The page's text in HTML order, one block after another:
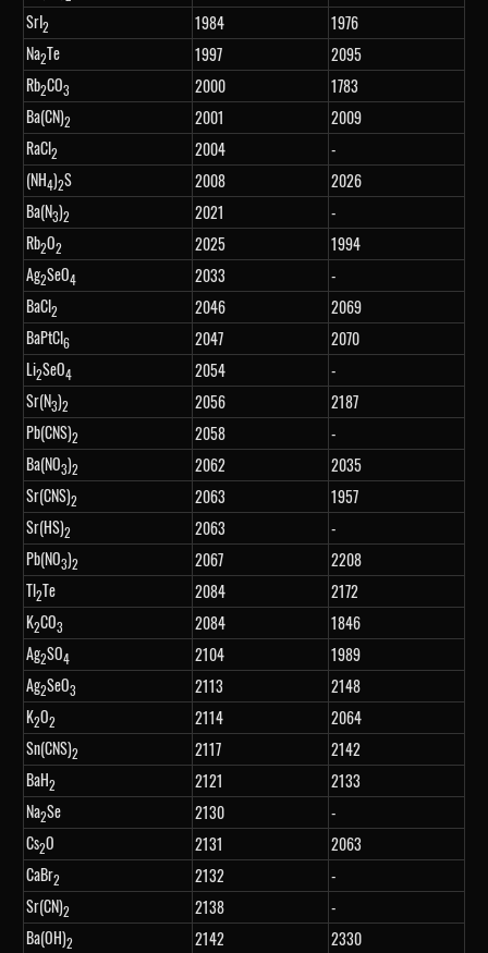
SrI2 1984
1976
Na2Te 1997
2095
Rb2CO3 2000
1783
Ba(CN)2 2001
2009
RaCl2 2004
-
(NH4)2S 2008
2026
Ba(N3)2 2021
-
Rb2O2 2025
1994
Ag2SeO4 2033
-
BaCl2 2046
2069
BaPtCl6 2047
2070
Li2SeO4 2054
-
Sr(N3)2 2056
2187
Pb(CNS)2 2058
-
Ba(NO3)2 2062
2035
Sr(CNS)2 2063
1957
Sr(HS)2 2063
-
Pb(NO3)2 2067
2208
Tl2Te 2084
2172
K2CO3 2084
1846
Ag2SO4 2104
1989
Ag2SeO3 2113
2148
K2O2 2114
2064
Sn(CNS)2 2117
2142
BaH2 2121
2133
Na2Se 2130
-
Cs2O 2131
2063
CaBr2 2132
-
Sr(CN)2 2138
-
Ba(OH)2 2142
2330